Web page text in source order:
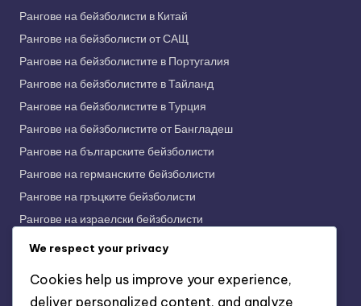
Рангове на бейзболисти в Китай
Рангове на бейзболисти от САЩ
Рангове на бейзболистите в Португалия
Рангове на бейзболистите в Тайланд
Рангове на бейзболистите в Турция
Рангове на бейзболистите от Бангладеш
Рангове на българските бейзболисти
Рангове на германските бейзболисти
Рангове на гръцките бейзболисти
Рангове на израелски бейзболисти
Рангове на индийските бейзболисти
Рангове на испанските бейзболисти
We respect your privacy
Cookies help us improve your experience,
deliver personalized content, and analyze